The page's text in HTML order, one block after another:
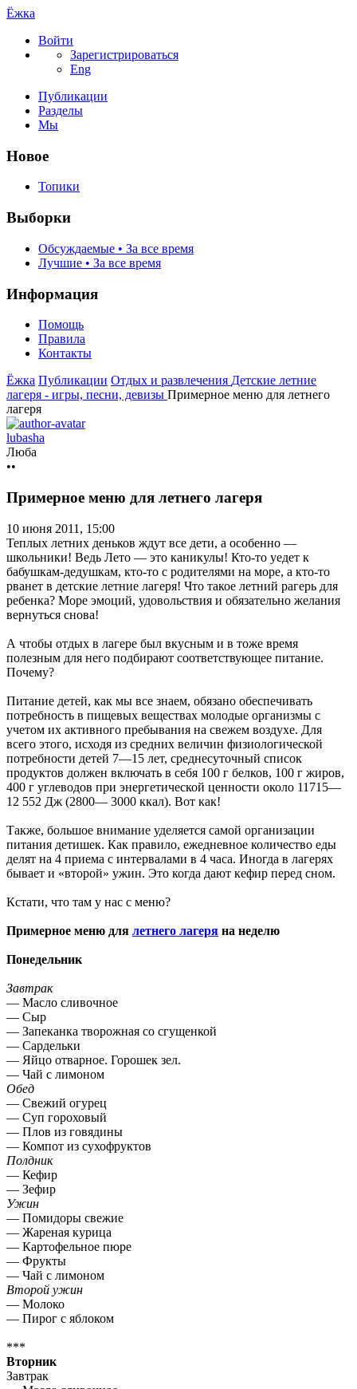
Ёжка
Войти
Зарегистрироваться
Eng
Публикации
Разделы
Мы
Новое
Топики
Выборки
Обсуждаемые • За все время
Лучшие • За все время
Информация
Помощь
Правила
Контакты
Ёжка Публикации Отдых и развлечения Детские летние
лагеря - игры, песни, девизы Примерное меню для летнего
лагеря
lubasha
Люба
••
Примерное меню для летнего лагеря
10 июня 2011, 15:00
Теплых летних деньков ждут все дети, а особенно —
школьники! Ведь Лето — это каникулы! Кто-то уедет к
бабушкам-дедушкам, кто-то с родителями на море, а кто-то
рванет в детские летние лагеря! Что такое летний рагерь для
ребенка? Море эмоций, удовольствия и обязательно желания
вернуться снова!
А чтобы отдых в лагере был вкусным и в тоже время
полезным для него подбирают соответствующее питание.
Почему?
Питание детей, как мы все знаем, обязано обеспечивать
потребность в пищевых веществах молодые организмы с
учетом их активного пребывания на свежем воздухе. Для
всего этого, исходя из средних величин физиологической
потребности детей 7—15 лет, среднесуточный список
продуктов должен включать в себя 100 г белков, 100 г жиров,
400 г углеводов при энергетической ценности около 11715—
12 552 Дж (2800— 3000 ккал). Вот как!
Также, большое внимание уделяется самой организации
питания детишек. Как правило, ежедневное количество еды
делят на 4 приема с интервалами в 4 часа. Иногда в лагерях
бывает и «второй» ужин. Это когда дают кефир перед сном.
Кстати, что там у нас с меню?
Примерное меню для летнего лагеря на неделю
Понедельник
Завтрак
— Масло сливочное
— Сыр
— Запеканка творожная со сгущенкой
— Сардельки
— Яйцо отварное. Горошек зел.
— Чай с лимоном
Обед
— Свежий огурец
— Суп гороховый
— Плов из говядины
— Компот из сухофруктов
Полдник
— Кефир
— Зефир
Ужин
— Помидоры свежие
— Жареная курица
— Картофельное пюре
— Фрукты
— Чай с лимоном
Второй ужин
— Молоко
— Пирог с яблоком
***
Вторник
Завтрак